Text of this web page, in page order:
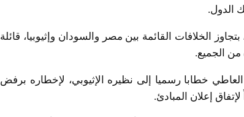
الدول.
الخلافات القائمة بين مصر والسودان وإثيوبيا، قائلة
الجميع.
العاطي خطابا رسميا إلى نظيره الإثيوبي، لإخطاره برفض
إعلان المبادئ.